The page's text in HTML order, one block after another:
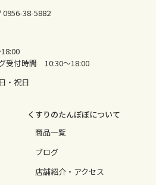
0956-38-5882
受付時間 10:30〜18:00
・祝日
くすりのたんぽぽについて
商品一覧
ブログ
店舗紹介・アクセス